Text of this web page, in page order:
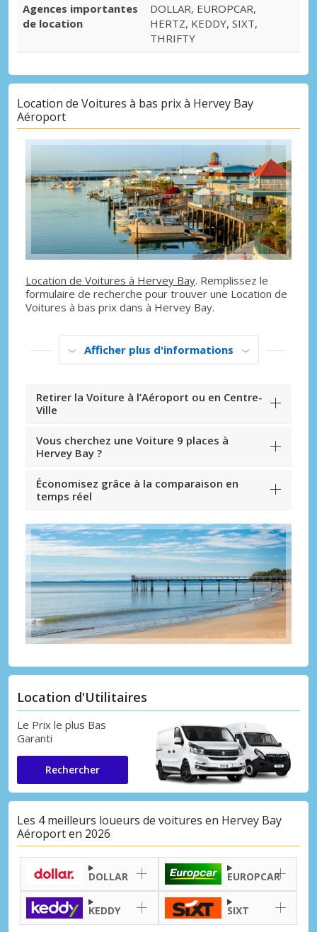
Agences importantes
de location
DOLLAR, EUROPCAR,
HERTZ, KEDDY, SIXT,
THRIFTY
Location de Voitures à bas prix à Hervey Bay
Aéroport
Location de Voitures à Hervey Bay. Remplissez le
formulaire de recherche pour trouver une Location de
Voitures à bas prix dans à Hervey Bay.
Afficher plus d'informations
Retirer la Voiture à l’Aéroport ou en Centre-
Ville
Vous cherchez une Voiture 9 places à
Hervey Bay ?
Économisez grâce à la comparaison en
temps réel
Location d'Utilitaires
Le Prix le plus Bas
Garanti
Rechercher
Les 4 meilleurs loueurs de voitures en Hervey Bay
Aéroport en 2026
DOLLAR EUROPCAR
KEDDY SIXT